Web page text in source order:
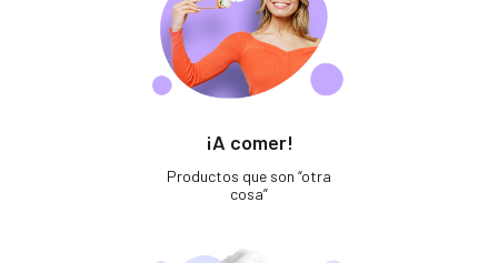
¡A comer!
Productos que son “otra
cosa”